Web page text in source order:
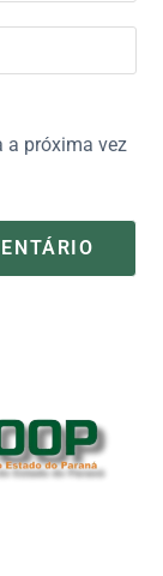
a próxima vez